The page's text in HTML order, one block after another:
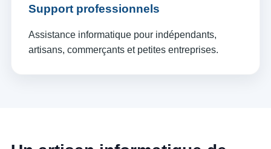
Support professionnels
Assistance informatique pour indépendants,
artisans, commerçants et petites entreprises.